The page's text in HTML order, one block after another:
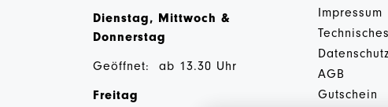
Dienstag, Mittwoch &
Donnerstag
Geöffnet: ab 13.30 Uhr
Freitag
Impressum
Technisches
Datenschutz
AGB
Gutschein